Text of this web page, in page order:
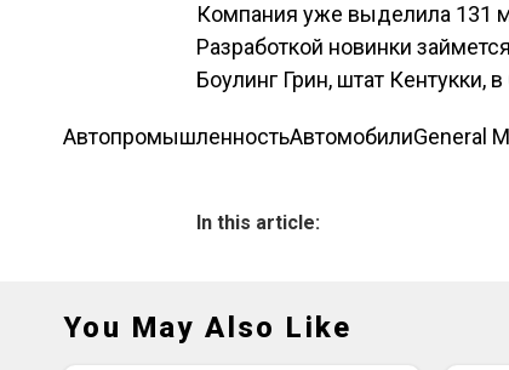
Компания уже выделила 131
Разработкой новинки
Боулинг Грин, штат Кентукки,
АвтопромышленностьАвтомобилиGeneral
In this article:
You May Also Like